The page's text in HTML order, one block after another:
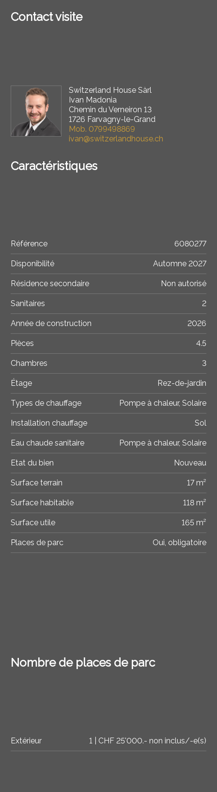
Contact visite
Switzerland House Sàrl
Ivan Madonia
Chemin du Verneiron 13
1726 Farvagny-le-Grand
Mob. 0799498869
ivan@switzerlandhouse.ch
Caractéristiques
Référence 6080277
Disponibilité Automne 2027
Résidence secondaire Non autorisé
Sanitaires 2
Année de construction 2026
Pièces 4.5
Chambres 3
Étage Rez-de-jardin
Types de chauffage Pompe à chaleur, Solaire
Installation chauffage Sol
Eau chaude sanitaire Pompe à chaleur, Solaire
Etat du bien Nouveau
Surface terrain 17 m²
Surface habitable 118 m²
Surface utile 165 m²
Places de parc Oui, obligatoire
Nombre de places de parc
Extérieur 1 | CHF 25'000.- non inclus/-e(s)